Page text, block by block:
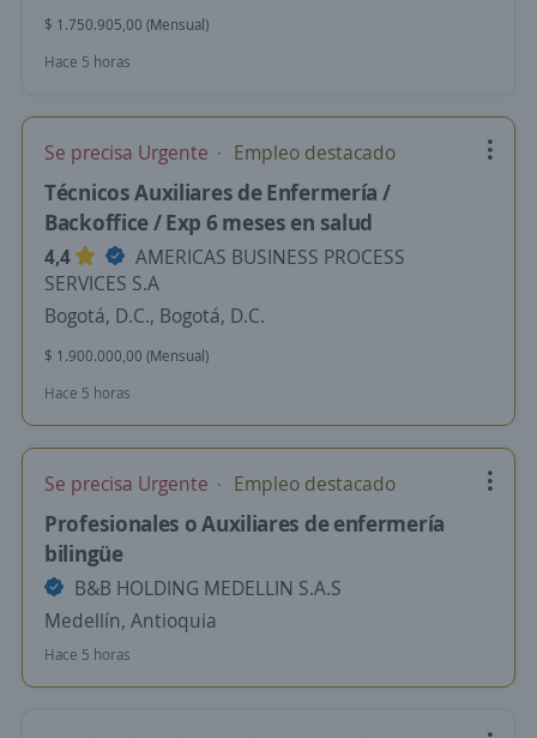
$ 1.750.905,00 (Mensual)
Hace 5 horas
Se precisa Urgente Empleo destacado
Técnicos Auxiliares de Enfermería /
Backoffice / Exp 6 meses en salud
4,4
AMERICAS BUSINESS PROCESS
SERVICES S.A
Bogotá, D.C., Bogotá, D.C.
$ 1.900.000,00 (Mensual)
Hace 5 horas
Se precisa Urgente Empleo destacado
Profesionales o Auxiliares de enfermería
bilingüe
B&B HOLDING MEDELLIN S.A.S
Medellín, Antioquia
Hace 5 horas